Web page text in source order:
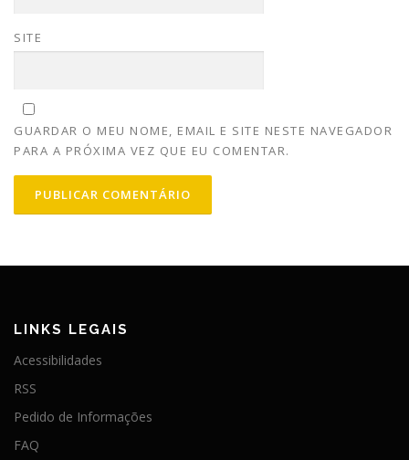
SITE
GUARDAR O MEU NOME, EMAIL E SITE NESTE NAVEGADOR
PARA A PRÓXIMA VEZ QUE EU COMENTAR.
LINKS LEGAIS
Acessibilidades
RSS
Pedido de Informações
FAQ